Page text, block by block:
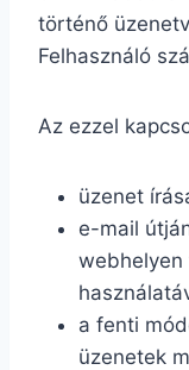
történő
Felhasználó
Az ezzel
üzenet
e-mail
a fenti
üzenetek